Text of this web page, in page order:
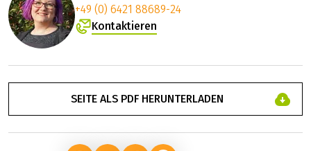
+49 (0) 6421 88689-24
Kontaktieren
SEITE ALS PDF HERUNTERLADEN